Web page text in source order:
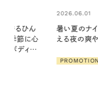
ン。私を整
ケア
2026.06.01
お出かけ前の
の一日。汗ば